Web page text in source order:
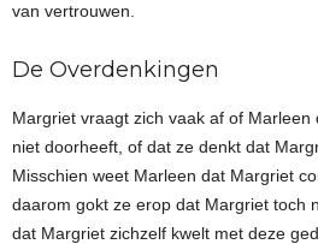
van vertrouwen.
De Overdenkingen
Margriet vraagt zich vaak af of
niet doorheeft, of dat ze denkt dat
Misschien weet Marleen dat Margriet
daarom gokt ze erop dat Margriet toch
dat Margriet zichzelf kwelt met deze